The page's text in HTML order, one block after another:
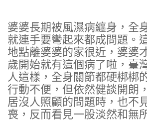
婆婆長期被風濕病纏身，全
就連手要彎起來都成問題。
地點離婆婆的家很近，婆婆
歲開始就有這個病了啦，臺
人這樣，全身關節都硬梆梆
行動不便，但依然健談開朗
居沒人照顧的問題時，也不
喪，反而看見一股淡然和無